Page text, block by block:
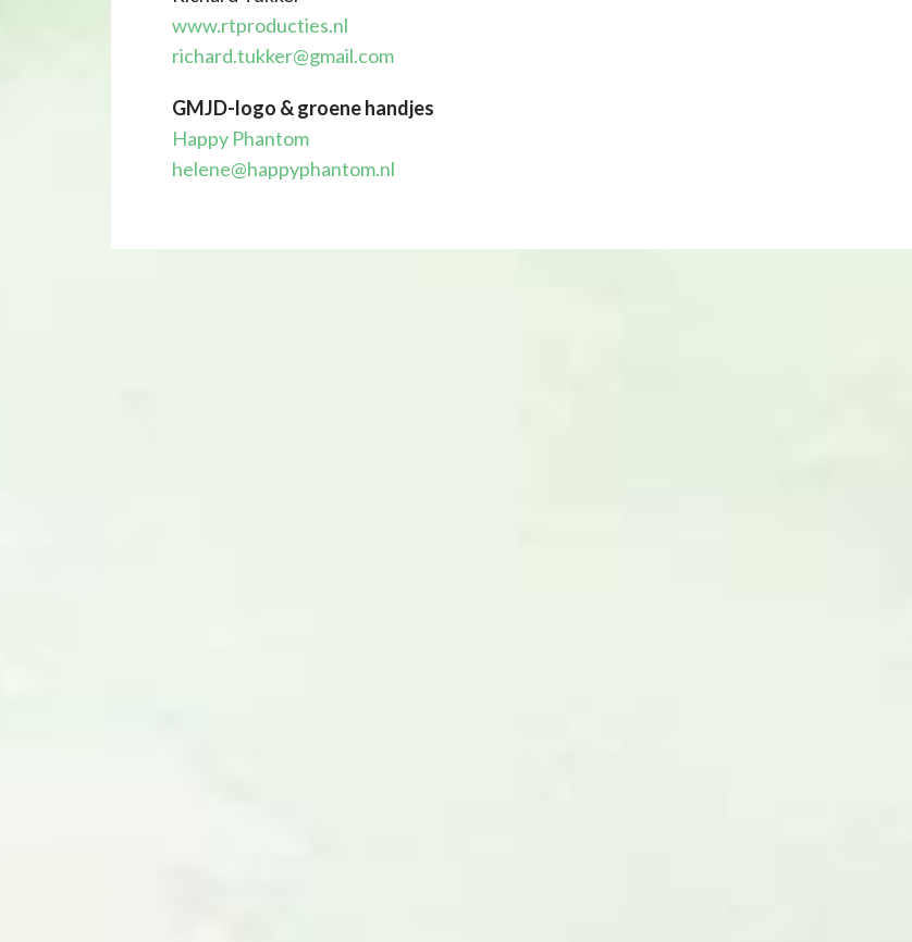
www.rtproducties.nl
richard.tukker@gmail.com
GMJD-logo & groene handjes
Happy Phantom
helene@happyphantom.nl